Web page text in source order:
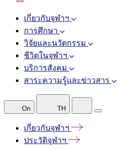
เกี่ยวกับจุฬาฯ
การศึกษา
วิจัยและนวัตกรรม
ชีวิตในจุฬาฯ
บริการสังคม
สาระความรู้และข่าวสาร
On TH
เกี่ยวกับจุฬาฯ
ประวัติจุฬาฯ